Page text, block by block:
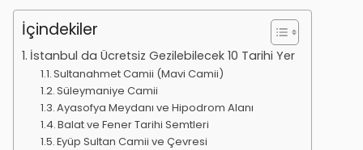
İçindekiler
İstanbul da Ücretsiz Gezilebilecek 10 Tarihi Yer
Sultanahmet Camii (Mavi Camii)
Süleymaniye Camii
Ayasofya Meydanı ve Hipodrom Alanı
Balat ve Fener Tarihi Semtleri
Eyüp Sultan Camii ve Çevresi